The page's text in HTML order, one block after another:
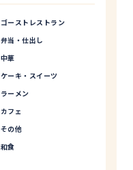
ゴーストレストラン
弁当・仕出し
中華
ケーキ・スイーツ
ラーメン
カフェ
その他
和食